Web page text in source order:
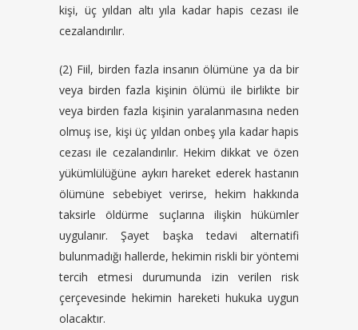
kişi, üç yıldan altı yıla kadar hapis cezası ile
cezalandırılır.
(2) Fiil, birden fazla insanın ölümüne ya da bir
veya birden fazla kişinin ölümü ile birlikte bir
veya birden fazla kişinin yaralanmasına neden
olmuş ise, kişi üç yıldan onbeş yıla kadar hapis
cezası ile cezalandırılır. Hekim dikkat ve özen
yükümlülüğüne aykırı hareket ederek hastanın
ölümüne sebebiyet verirse, hekim hakkında
taksirle öldürme suçlarına ilişkin hükümler
uygulanır. Şayet başka tedavi alternatifi
bulunmadığı hallerde, hekimin riskli bir yöntemi
tercih etmesi durumunda izin verilen risk
çerçevesinde hekimin hareketi hukuka uygun
olacaktır.